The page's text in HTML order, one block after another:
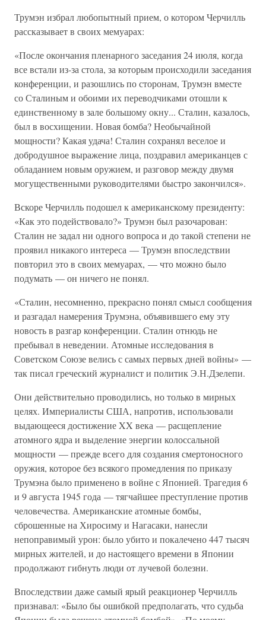
Трумэн избрал любопытный прием, о котором Черчилль
рассказывает в своих мемуарах:
«После окончания пленарного заседания 24 июля, когда
все встали из-за стола, за которым происходили заседания
конференции, и разошлись по сторонам, Трумэн вместе
со Сталиным и обоими их переводчиками отошли к
единственному в зале большому окну... Сталин, казалось,
был в восхищении. Новая бомба? Необычайной
мощности? Какая удача! Сталин сохранял веселое и
добродушное выражение лица, поздравил американцев с
обладанием новым оружием, и разговор между двумя
могущественными руководителями быстро закончился».
Вскоре Черчилль подошел к американскому президенту:
«Как это подействовало?» Трумэн был разочарован:
Сталин не задал ни одного вопроса и до такой степени не
проявил никакого интереса — Трумэн впоследствии
повторил это в своих мемуарах, — что можно было
подумать — он ничего не понял.
«Сталин, несомненно, прекрасно понял смысл сообщения
и разгадал намерения Трумэна, объявившего ему эту
новость в разгар конференции. Сталин отнюдь не
пребывал в неведении. Атомные исследования в
Советском Союзе велись с самых первых дней войны» —
так писал греческий журналист и политик Э.Н.Дзелепи.
Они действительно проводились, но только в мирных
целях. Империалисты США, напротив, использовали
выдающееся достижение XX века — расщепление
атомного ядра и выделение энергии колоссальной
мощности — прежде всего для создания смертоносного
оружия, которое без всякого промедления по приказу
Трумэна было применено в войне с Японией. Трагедия 6
и 9 августа 1945 года — тягчайшее преступление против
человечества. Американские атомные бомбы,
сброшенные на Хиросиму и Нагасаки, нанесли
непоправимый урон: было убито и покалечено 447 тысяч
мирных жителей, и до настоящего времени в Японии
продолжают гибнуть люди от лучевой болезни.
Впоследствии даже самый ярый реакционер Черчилль
признавал: «Было бы ошибкой предполагать, что судьба